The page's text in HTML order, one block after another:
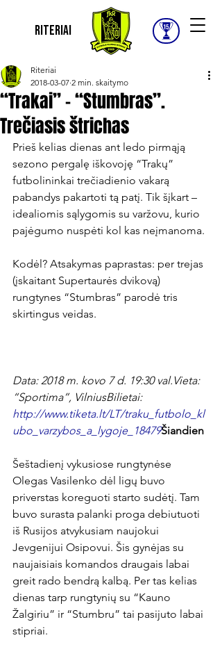
Riteriai
“Trakai” – “Stumbras”.
Trečiasis štrichas
Riteriai
2018-03-07 2 min. skaitymo
Prieš kelias dienas ant ledo pirmąją
sezono pergalę iškovoję “Trakų”
futbolininkai trečiadienio vakarą
pabandys pakartoti tą patį. Tik šįkart –
idealiomis sąlygomis su varžovu, kurio
pajėgumo nuspėti kol kas neįmanoma.
Kodėl? Atsakymas paprastas: per trejas
(įskaitant Supertaurės dvikovą)
rungtynes “Stumbras” parodė tris
skirtingus veidas.
Data: 2018 m. kovo 7 d. 19:30 val.Vieta:
“Sportima”, VilniusBilietai:
http://www.tiketa.lt/LT/traku_futbolo_kl
ubo_varzybos_a_lygoje_18479Šiandien
Šeštadienį vykusiose rungtynėse
Olegas Vasilenko dėl ligų buvo
priverstas koreguoti starto sudėtį. Tam
buvo surasta palanki proga debiutuoti
iš Rusijos atvykusiam naujokui
Jevgenijui Osipovui. Šis gynėjas su
naujaisiais komandos draugais labai
greit rado bendrą kalbą. Per tas kelias
dienas tarp rungtynių su “Kauno
Žalgiriu” ir “Stumbru” tai pasijuto labai
stipriai.